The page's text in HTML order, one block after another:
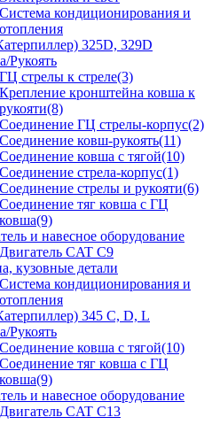
Система кондиционирования и
отопления
325D, 329D
Рукоять
ГЦ стрелы к стреле(3)
Крепление кронштейна ковша к
рукояти(8)
Соединение ГЦ стрелы-корпус(2)
Соединение ковш-рукоять(11)
Соединение ковша с тягой(10)
Соединение стрела-корпус(1)
Соединение стрелы и рукояти(6)
Соединение тяг ковша с ГЦ
ковша(9)
и навесное оборудование
Двигатель CAT C9
кузовные детали
Система кондиционирования и
отопления
345 C, D, L
Рукоять
Соединение ковша с тягой(10)
Соединение тяг ковша с ГЦ
ковша(9)
и навесное оборудование
Двигатель CAT C13